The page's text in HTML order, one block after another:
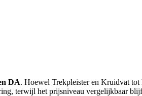
DA. Hoewel Trekpleister en Kruidvat tot
terwijl het prijsniveau vergelijkbaar